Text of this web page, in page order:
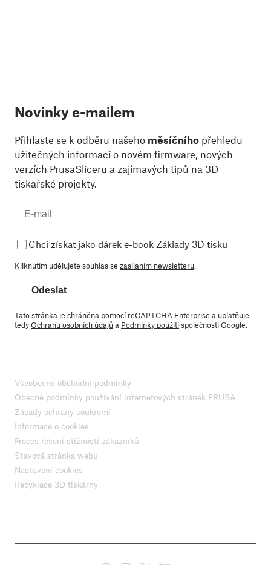
Novinky e-mailem
Přihlaste se k odběru našeho měsíčního přehledu
užitečných informací o novém firmware, nových
verzích PrusaSliceru a zajímavých tipů na 3D
tiskařské projekty.
Chci získat jako dárek e-book Základy 3D tisku
Kliknutím udělujete souhlas se zasíláním newsletteru
Odeslat
Tato stránka je chráněna pomocí reCAPTCHA Enterprise a uplatňuje
tedyOchranu osobních údajůa Podmínky použitíspolečnosti Google.
Všeobecné obchodní podmínky
Obecné podmínky používání internetových stránek PRUSA
Zásady ochrany soukromí
Informace o cookies
Proces řešení stížností zákazníků
Stavová stránka webu
Nastavení cookies
Recyklace 3D tiskárny